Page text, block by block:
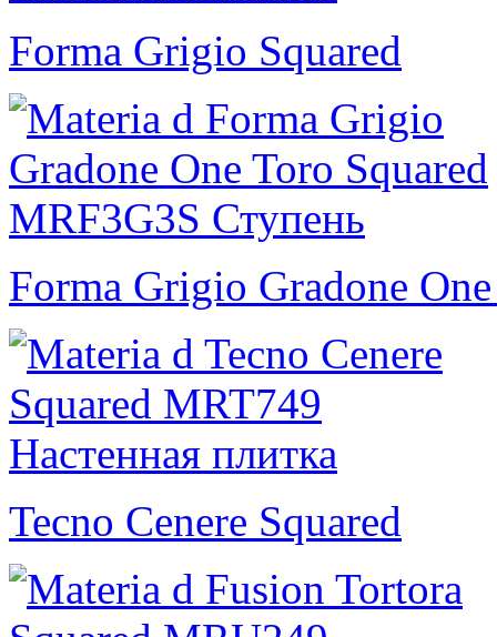
Forma Grigio Squared
Forma Grigio Gradone
Tecno Cenere Squared